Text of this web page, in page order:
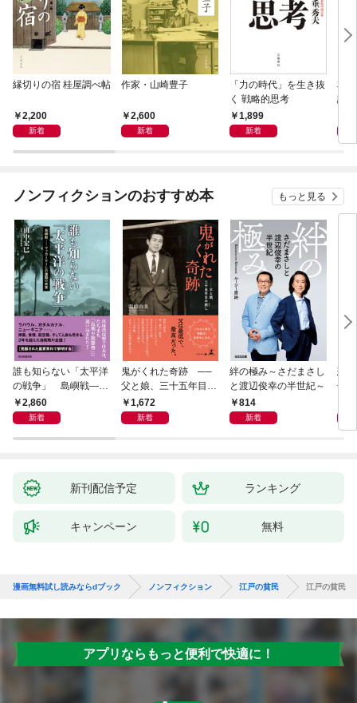
縁切りの宿 桂屋調べ帖
2,200
新着
作家・山崎豊子
2,600
新着
「力の時代」を生き抜
く 戦略的思考
1,899
新着
本
話）
ノンフィクションのおすすめ本 もっと見る
誰も知らない「太平洋
の戦争」 島嶼戦――
マッカーサーとの激闘
の真実
2,860
新着
鬼がくれた奇跡 ──
父と娘、三十五年目の
赦し1,672
新着
絆の極み～さだまさし
と渡辺俊幸の半世紀～
814
新着
悲
子
新刊配信予定 ランキング
キャンペーン 無料
漫画無料試し読みならdブック ノンフィクション 江戸の貧民 江戸の貧民
アプリならもっと便利で快適に！